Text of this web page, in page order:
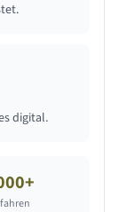
digital.